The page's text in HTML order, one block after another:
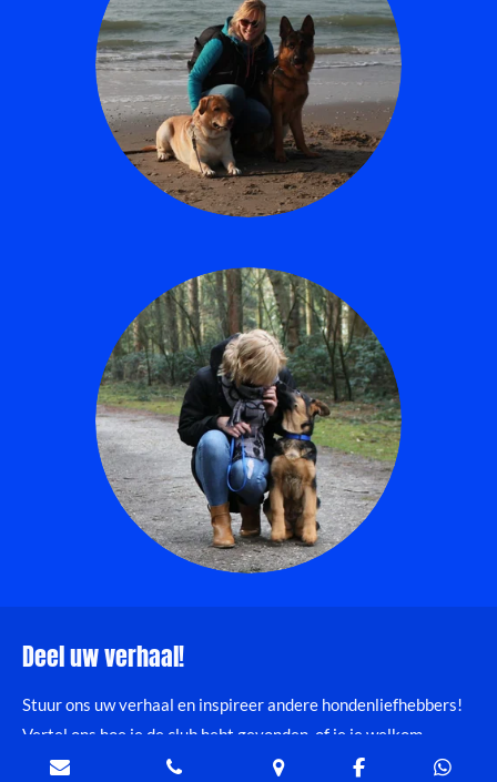
Deel uw verhaal!
Stuur ons uw verhaal en inspireer andere hondenliefhebbers!
Vertel ons hoe je de club hebt gevonden, of je je welkom
voelde, hoe het trainen is, en wat WEO bijzonder maakt. Wat